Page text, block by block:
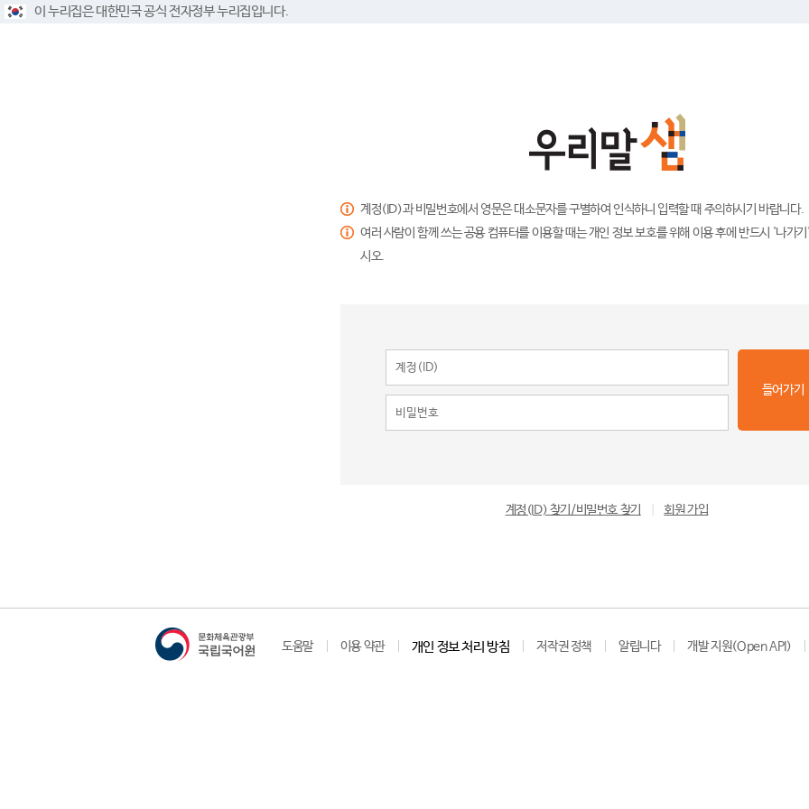
이 누리집은 대한민국 공식 전자정부 누리집입니다.
계정(ID)과 비밀번호에서 영문은 대소문자를 구별하여 인식하니 입력할 때 주의하시기 바랍니다.
여러 사람이 함께 쓰는 공용 컴퓨터를 이용할 때는 개인 정보 보호를 위해 이용 후에 반드시 '나가
시오.
들어가기
계정(ID) 찾기/비밀번호 찾기 회원 가입
도움말 이용 약관 개인 정보 처리 방침 저작권 정책 알립니다 개발 지원(Open API)